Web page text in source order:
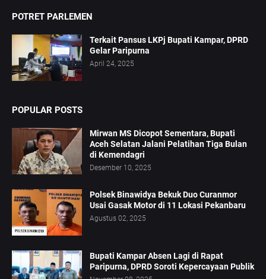
POTRET PARLEMEN
Terkait Pansus LKPj Bupati Kampar, DPRD
Gelar Paripurna
April 24, 2025
POPULAR POSTS
Mirwan MS Dicopot Sementara, Bupati
Aceh Selatan Jalani Pelatihan Tiga Bulan
di Kemendagri
Desember 10, 2025
Polsek Binawidya Bekuk Duo Curanmor
Usai Gasak Motor di 11 Lokasi Pekanbaru
Agustus 02, 2025
Bupati Kampar Absen Lagi di Rapat
Paripurna, DPRD Soroti Kepercayaan Publik